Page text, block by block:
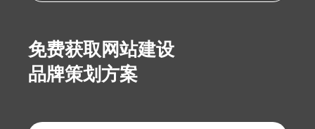
免费获取网站建设
品牌策划方案